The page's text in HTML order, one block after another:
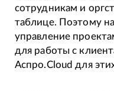
сотрудникам и
таблице. Поэтому
управление
для работы с
Аспро.Cloud для